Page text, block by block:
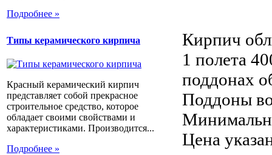
Подробнее »
Типы керамического кирпича
Красный керамический кирпич
представляет собой прекрасное
строительное средство, которое
обладает своими свойствами и
характеристиками. Производится...
Подробнее »
Кирпич
1 полета
поддонах
Поддоны
Цена